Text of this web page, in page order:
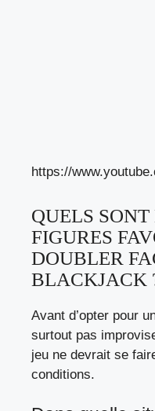
https://
QUELS
FIGURES
DOUBLER
BLACKJACK
Avant d’opter pour
surtout pas
jeu ne devrait se
conditions.